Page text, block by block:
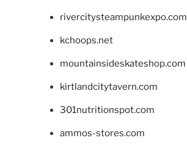
rivercitysteampunkexpo.com
kchoops.net
mountainsideskateshop.com
kirtlandcitytavern.com
301nutritionspot.com
ammos-stores.com